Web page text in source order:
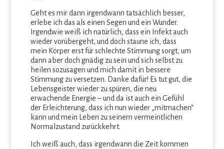
Geht es mir dann irgendwann tatsächlich besser,
erlebe ich das als einen Segen und ein Wunder.
Irgendwie weiß ich natürlich, dass ein Infekt auch
wieder vorübergeht, und doch staune ich, dass
mein Körper erst für schlechte Stimmung sorgt, um
dann aber doch gnädig zu sein und sich selbst zu
heilen sozusagen und mich damit in bessere
Stimmung zu versetzen. Danke dafür! Es tut gut, die
Lebensgeister wieder zu spüren, die neu
erwachende Energie – und da ist auch ein Gefühl
der Erleichterung, dass ich nun wieder „mitmachen“
kann und mein Leben zu seinem vermeintlichen
Normalzustand zurückkehrt.
Ich weiß auch, dass irgendwann die Zeit kommen